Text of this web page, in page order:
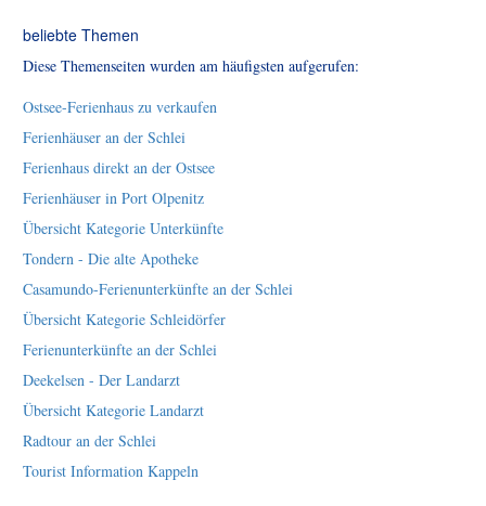
beliebte Themen
Diese Themenseiten wurden am häufigsten aufgerufen:
Ostsee-Ferienhaus zu verkaufen
Ferienhäuser an der Schlei
Ferienhaus direkt an der Ostsee
Ferienhäuser in Port Olpenitz
Übersicht Kategorie Unterkünfte
Tondern - Die alte Apotheke
Casamundo-Ferienunterkünfte an der Schlei
Übersicht Kategorie Schleidörfer
Ferienunterkünfte an der Schlei
Deekelsen - Der Landarzt
Übersicht Kategorie Landarzt
Radtour an der Schlei
Tourist Information Kappeln